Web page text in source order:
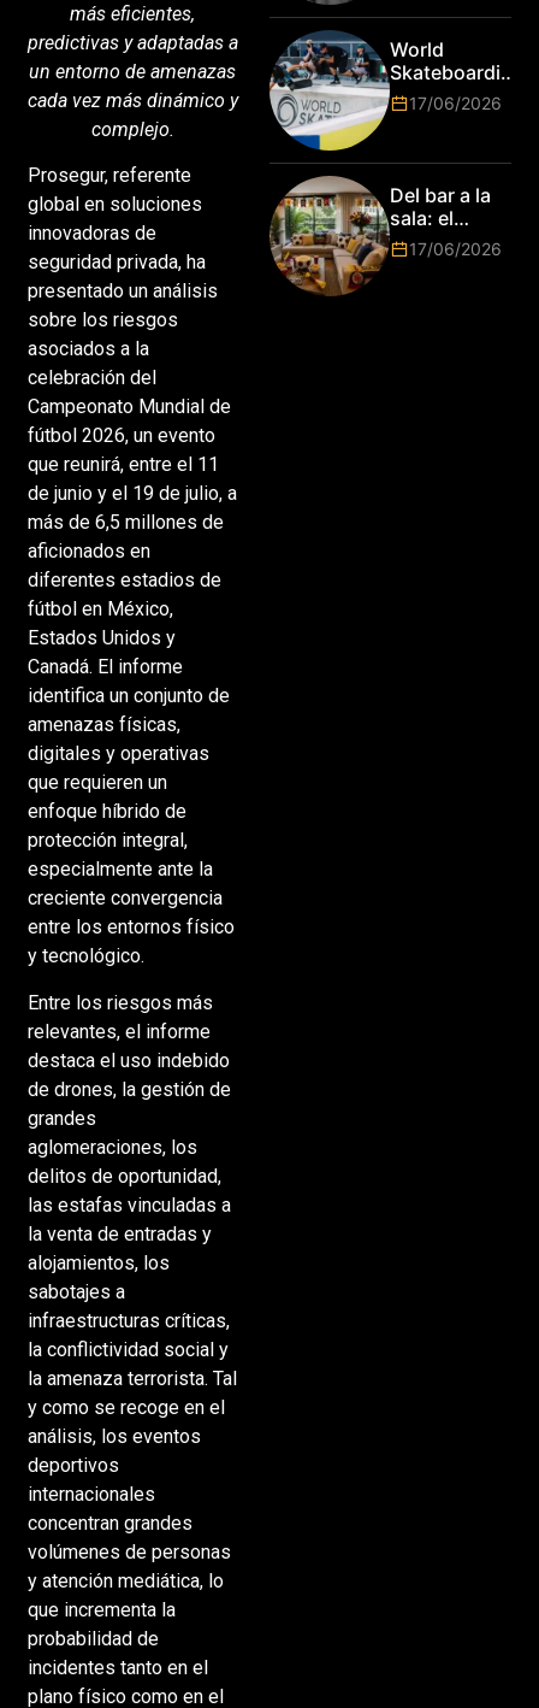
más eficientes,
predictivas y adaptadas a
un entorno de amenazas
cada vez más dinámico y
complejo.
Prosegur, referente
global en soluciones
innovadoras de
seguridad privada, ha
presentado un análisis
sobre los riesgos
asociados a la
celebración del
Campeonato Mundial de
fútbol 2026, un evento
que reunirá, entre el 11
de junio y el 19 de julio, a
más de 6,5 millones de
aficionados en
diferentes estadios de
fútbol en México,
Estados Unidos y
Canadá. El informe
identifica un conjunto de
amenazas físicas,
digitales y operativas
que requieren un
enfoque híbrido de
protección integral,
especialmente ante la
creciente convergencia
entre los entornos físico
y tecnológico.
Entre los riesgos más
relevantes, el informe
destaca el uso indebido
de drones, la gestión de
grandes
aglomeraciones, los
delitos de oportunidad,
las estafas vinculadas a
la venta de entradas y
alojamientos, los
sabotajes a
infraestructuras críticas,
la conflictividad social y
la amenaza terrorista. Tal
y como se recoge en el
análisis, los eventos
deportivos
internacionales
concentran grandes
volúmenes de personas
y atención mediática, lo
que incrementa la
probabilidad de
incidentes tanto en el
plano físico como en el
primer Lions
Laureate for
Marketing
World
Skateboarding
Tour:
¡Resultados
Mundo de
Park de Roma
2026!
17/06/2026
Del bar a la
sala: el
Mundial
2026 vuelve
17/06/2026